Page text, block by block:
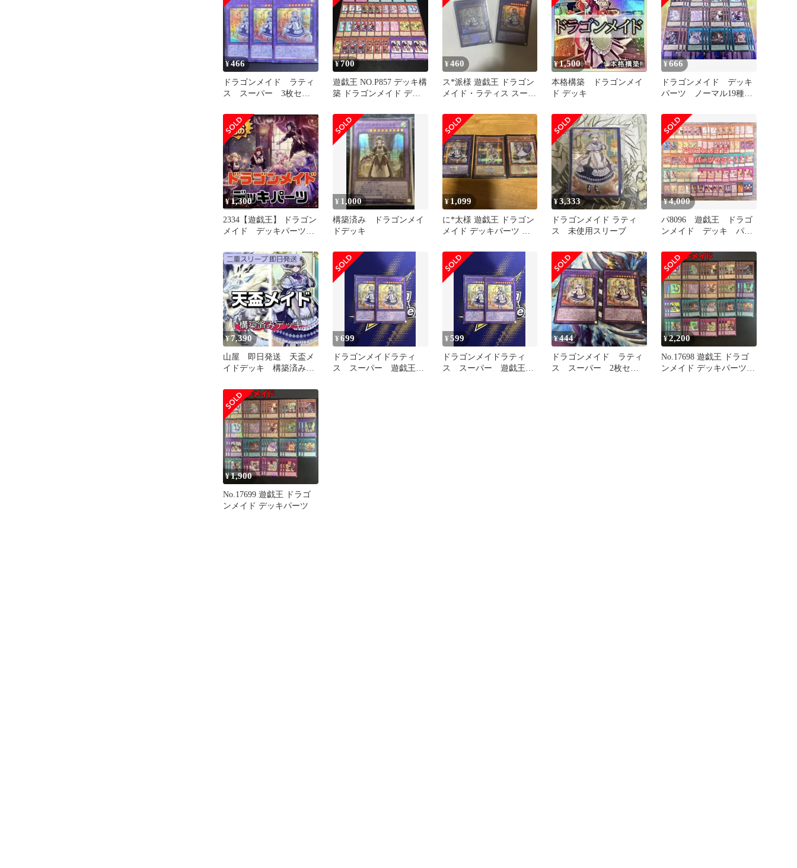
¥466
ドラゴンメイド ラティ
ス スーパー 3枚セッ
¥700
遊戯王 NO.P857 デッキ構
築 ドラゴンメイド デッ
ラゴンメイドシュトラー
ル ドラゴンメイドティル
ル ドラゴンメイドチェイ
¥460
ス*派様 遊戯王 ドラゴン
メイド・ラティス スーパ
¥1,500
本格構築 ドラゴンメイ
ド デッキ
¥666
ドラゴンメイド デッキ
パーツ ノーマル19種
¥1,300
2334【遊戯王】 ドラゴン
メイド デッキパーツ
¥ 1,000
構築済み ドラゴンメイ
ドデッキ
¥ 1,099
に*太様 遊戯王 ドラゴン
メイド デッキパーツ ま
¥3,333
ドラゴンメイド ラティ
ス 未使用スリーブ
¥4,000
パ8096 遊戯王 ドラゴ
ンメイド デッキ パー
¥7,390
山屋 即日発送 天盃メ
イドデッキ 構築済みデ
ラティス
¥699
ドラゴンメイドラティ
ス スーパー 遊戯王
¥599
ドラゴンメイドラティ
ス スーパー 遊戯王
¥444
ドラゴンメイド ラティ
ス スーパー 2枚セッ
¥2,200
No.17698 遊戯王 ドラゴ
ンメイド デッキパーツ
¥1,900
No.17699 遊戯王 ドラゴ
ンメイド デッキパーツ